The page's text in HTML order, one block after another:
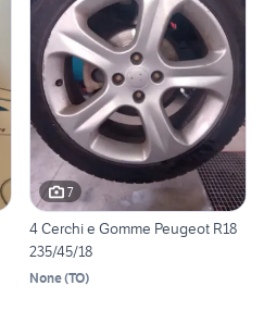
7
4 Cerchi e Gomme Peugeot R18
235/45/18
None(TO)